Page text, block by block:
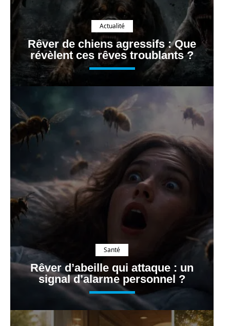
Actualité
Rêver de chiens agressifs : Que
révèlent ces rêves troublants ?
Santé
Rêver d’abeille qui attaque : un
signal d’alarme personnel ?